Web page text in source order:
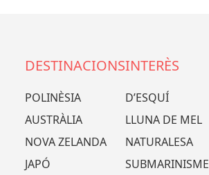
DESTINACIONS
POLINÈSIA
AUSTRÀLIA
NOVA ZELANDA
JAPÓ
INTERÈS
D’ESQUÍ
LLUNA DE MEL
NATURALESA
SUBMARINISME